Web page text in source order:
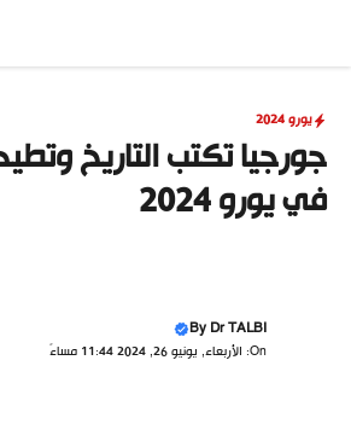
المحتوى
يورو 2024
جورجيا تكتب التاريخ
في يورو 2024
ByDr TALBI
On: الأربعاء, يونيو 26, 2024 11:44 مساءً